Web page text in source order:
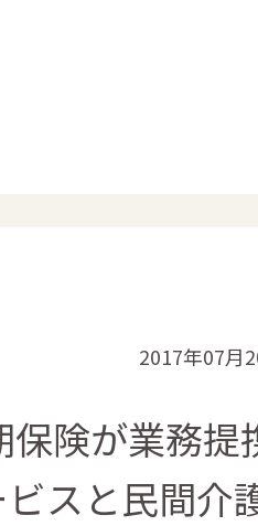
2017年07月
保険が業務提
スと民間介